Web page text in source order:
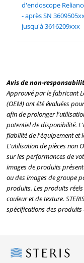
d'endoscope
- après SN
jusqu'à 3616209xxx
Avis de non-
Approuvé par le fabricant
(OEM) ont été évaluées
afin de prolonger
potentiel de disponibilité.
fiabilité de l'équipement et
L'utilisation de pièces non
sur les performances de
images de produits
ou des images de groupe
produits. Les produits
couleur et de texture.
spécifications des produits
Steris